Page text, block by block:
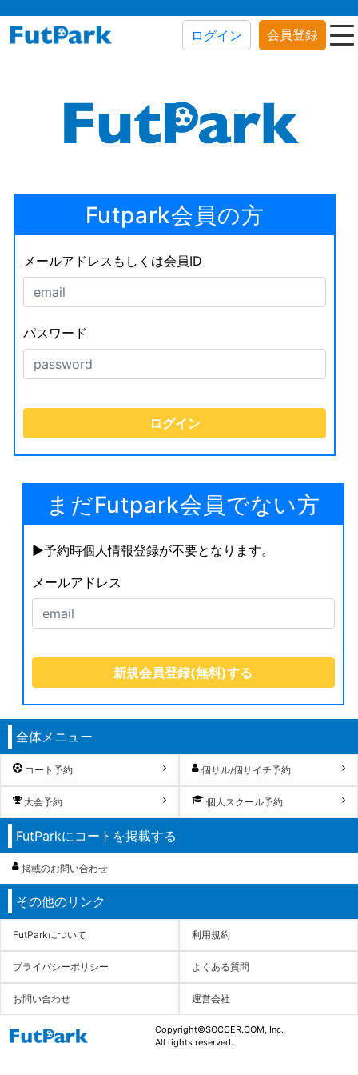
ログイン 会員登録
Futpark会員の方
メールアドレスもしくは会員ID
パスワード
まだFutpark会員でない方
▶︎予約時個人情報登録が不要となります。
メールアドレス
全体メニュー
コート予約 個サル/個サイチ予約
大会予約 個人スクール予約
FutParkにコートを掲載する
掲載のお問い合わせ
その他のリンク
FutParkについて 利用規約
プライバシーポリシー よくある質問
お問い合わせ 運営会社
Copyright©SOCCER.COM, Inc.
All rights reserved.